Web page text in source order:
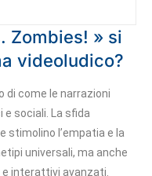
Zombies! » si
videoludico?
di come le narrazioni
e sociali. La sfida
stimolino l’empatia e la
universali, ma anche
interattivi avanzati.